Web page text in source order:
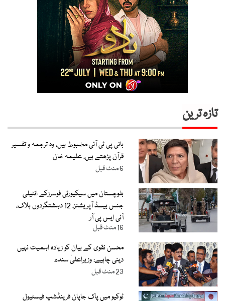
تازہ ترین
بانی پی ٹی آئی مضبوط ہیں، وہ ترجمہ و تفسیر
قرآن پڑھتے ہیں، علیمہ خان
6 منٹ قبل
بلوچستان میں سیکیورٹی فوسرزکے انٹیلی
جنس بیسڈ آپریشنز، 12 دہشتگردوں ہلاک،
آئی ایس پی آر
16 منٹ قبل
محسن نقوی کے بیان کو زیادہ اہمیت نہیں
دینی چاہیے: وزیراعلیٰ سندھ
23 منٹ قبل
ٹوکیو میں پاک جاپان فرینڈشپ فیسٹیول